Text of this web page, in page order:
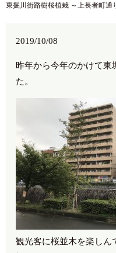
東掘川街路樹桜植栽 ～上長者町通
2019/10/08
昨年から今年のかけて東
た。
観光客に桜並木を楽しん